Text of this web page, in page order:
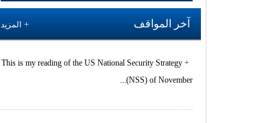
آخر المواقف المزيد
This is my reading of the US National Security Strategy
(NSS) of November...